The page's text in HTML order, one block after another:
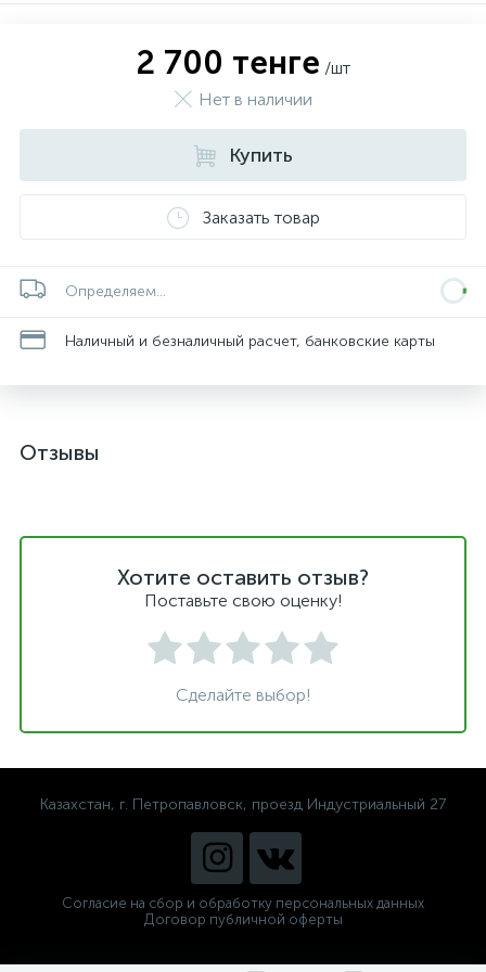
2 700 тенге /шт
Нет в наличии
Купить
Заказать товар
Определяем...
Наличный и безналичный расчет, банковские карты
Отзывы
Хотите оставить отзыв?
Поставьте свою оценку!
Сделайте выбор!
Казахстан, г. Петропавловск, проезд Индустриальный 27
Согласие на сбор и обработку персональных данных
Договор публичной оферты